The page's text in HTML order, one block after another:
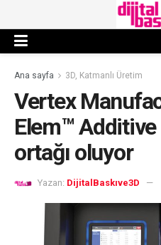
Ana sayfa 3D, Katmanlı Üretim
Vertex
Elem™
ortağı oluyor
Yazan: DijitalBaskıve3D